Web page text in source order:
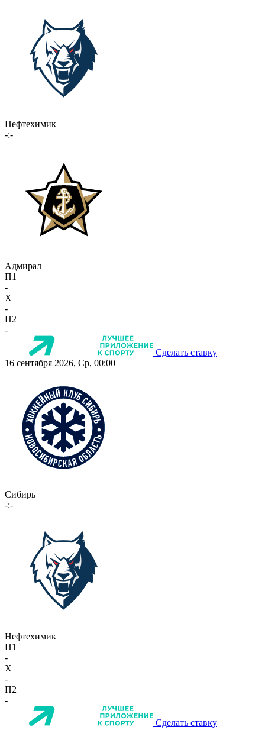
Нефтехимик
-:-
Адмирал
П1
-
X
-
П2
-
Сделать ставку
16 сентября 2026, Ср, 00:00
Сибирь
-:-
Нефтехимик
П1
-
X
-
П2
-
Сделать ставку